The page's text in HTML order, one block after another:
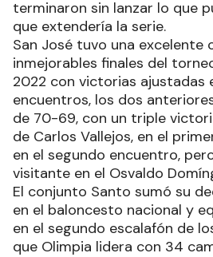
terminaron sin lanzar lo que
que extendería la serie.
San José tuvo una excelente
inmejorables finales del
2022 con victorias ajustadas
encuentros, los dos
de 70-69, con un triple
de Carlos Vallejos, en el
en el segundo encuentro,
visitante en el Osvaldo
El conjunto Santo sumó su
en el baloncesto nacional y
en el segundo escalafón de
que Olimpia lidera con 34